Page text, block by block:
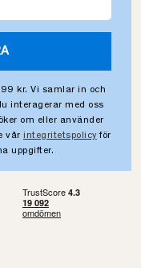
kr. Vi samlar in och
interagerar med oss
om eller använder
vår integritetspolicy för
uppgifter.